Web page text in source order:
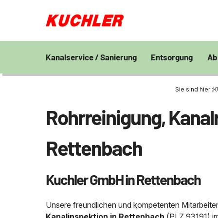
Kanalservice / Sanierung
Kanalsanierung Großprofilsanierung
Grubenentleerung
24h Notdienst
Umpumpen
Entsorgung
Entsorgung und
von Bohrschlamm
Unternehmen
Stellenangebote
Kontakt
Sie sind hier :
Rohrreinigung,
Rettenbach
Kuchler GmbH in Rettenbach
Unsere freundlichen und kompetenten